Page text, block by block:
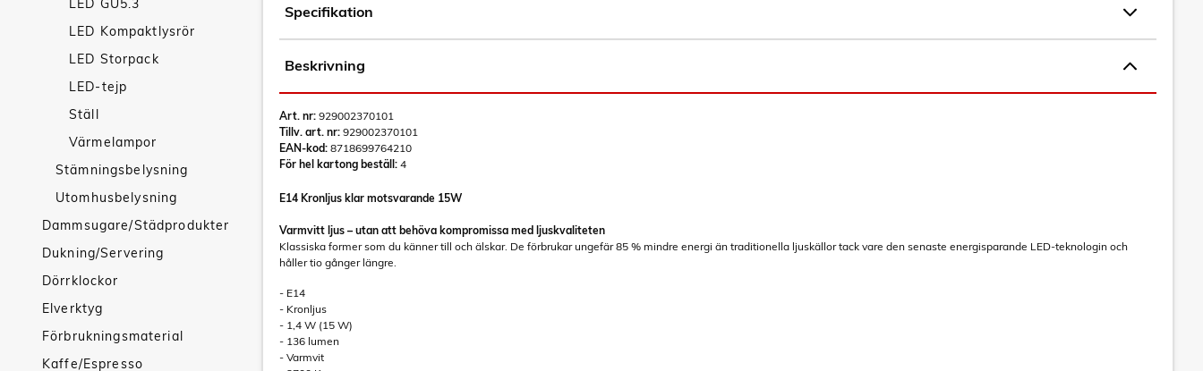
LED GU5.3
LED Kompaktlysrör
LED Storpack
LED-tejp
Ställ
Värmelampor
Stämningsbelysning
Utomhusbelysning
Dammsugare/Städprodukter
Dukning/Servering
Dörrklockor
Elverktyg
Förbrukningsmaterial
Kaffe/Espresso
Specifikation
Beskrivning
Art. nr: 929002370101
Tillv. art. nr: 929002370101
EAN-kod: 8718699764210
För hel kartong beställ: 4
E14 Kronljus klar motsvarande 15W
Varmvitt ljus – utan att behöva kompromissa med ljuskvaliteten
Klassiska former som du känner till och älskar. De förbrukar ungefär 85 % mindre energi än traditionella ljuskällor tack vare den senaste energisparande LED-teknologin och
håller tio gånger längre.
- E14
- Kronljus
- 1,4 W (15 W)
- 136 lumen
- Varmvit